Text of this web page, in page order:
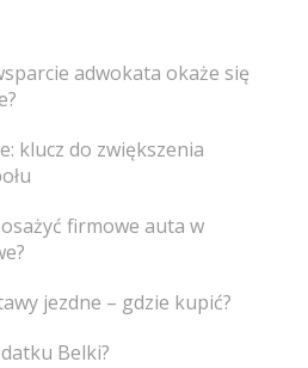
adwokata okaże się
klucz do zwiększenia
firmowe auta w
jezdne – gdzie kupić?
Belki?